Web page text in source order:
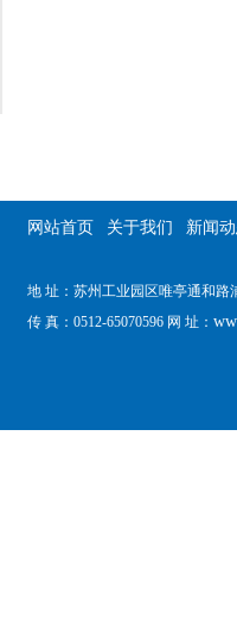
网站首页 关于我们 新闻
地 址：苏州工业园区唯亭通和路
传 真：0512-65070596 网 址：